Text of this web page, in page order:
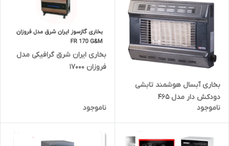
بخاری آبسال هوشمند تابشی
دودکش دار مدل 465
ناموجود
بخاری ایران شرق گرافیکی مدل
فروزان 17000
ناموجود